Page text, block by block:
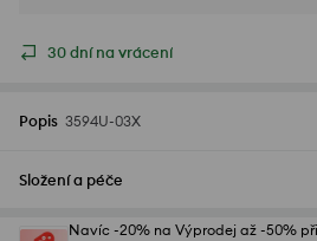
30 dní na vrácení
Popis 3594U-03X
Složení a péče
Navíc -20% na Výprodej až -50%